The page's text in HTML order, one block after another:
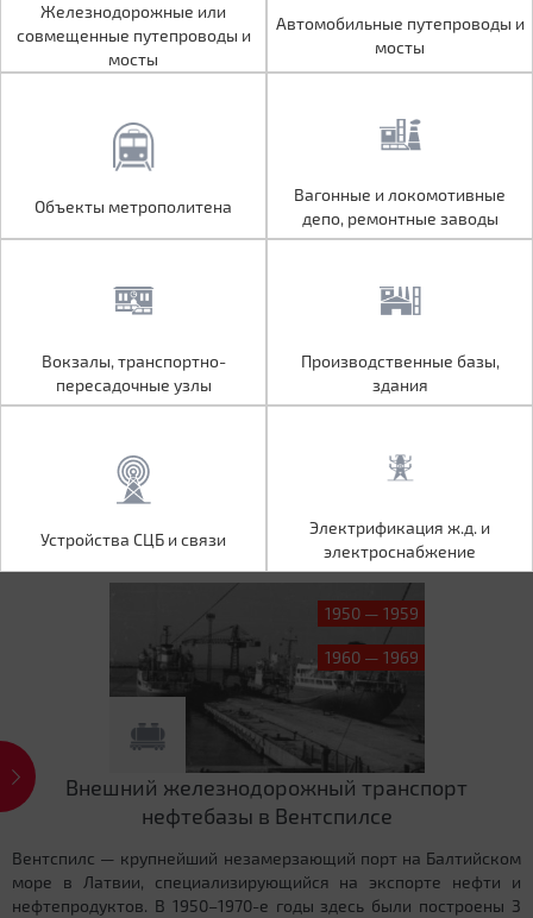
Железнодорожные или
совмещенные путепроводы и
мосты
Автомобильные путепроводы и
мосты
Вагонные и локомотивные
Вокзалы, транспортно-
пересадочные узлы
Производственные базы,
Электрификация ж.д. и
электроснабжение
Железнодорожные или
совмещенные путепроводы и
мосты
Автомобильные путепроводы и
мосты
Объекты метрополитена
Вагонные и локомотивные
депо, ремонтные заводы
Вокзалы, транспортно-
пересадочные узлы
Производственные базы,
здания
Устройства СЦБ и связи
Электрификация ж.д. и
электроснабжение
1950 — 1959
1960 — 1969
Внешний железнодорожный транспорт
нефтебазы в Вентспилсе
Вентспилс — крупнейший незамерзающий порт на Балтийском
море в Латвии, специализирующийся на экспорте нефти и
нефтепродуктов. В 1950–1970-е годы здесь были построены 3